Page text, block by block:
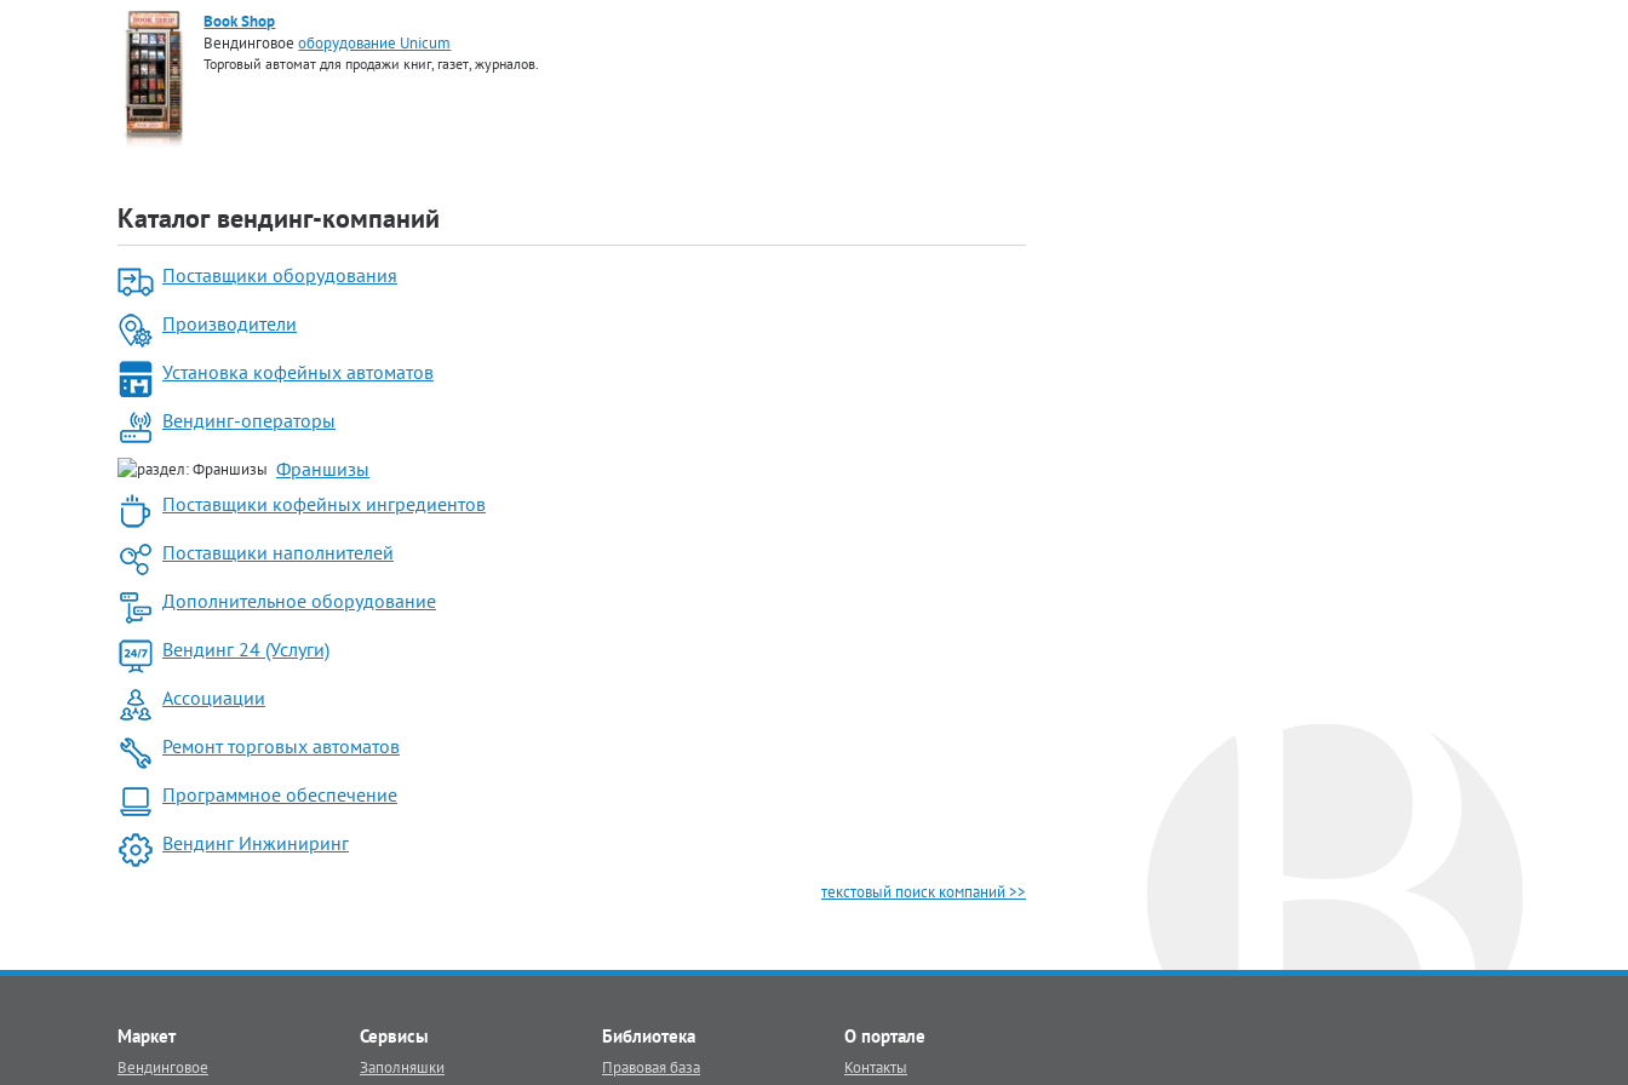
Book Shop
Вендинговоеоборудование Unicum
Торговый автомат для продажи книг, газет, журналов.
Каталог вендинг-компаний
Поставщики оборудования
Производители
Установка кофейных автоматов
Вендинг-операторы
Франшизы
Поставщики кофейных ингредиентов
Поставщики наполнителей
Дополнительное оборудование
Вендинг 24 (Услуги)
Ассоциации
Ремонт торговых автоматов
Программное обеспечение
Вендинг Инжиниринг
текстовый поиск компаний >>
Маркет
Вендинговое
Сервисы
Заполняшки
Библиотека
Правовая база
О портале
Контакты